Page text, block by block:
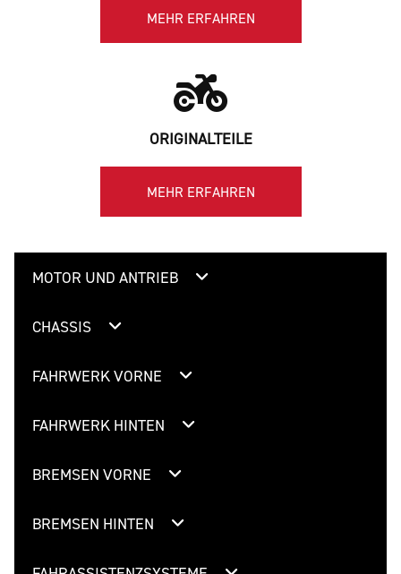
MEHR ERFAHREN
ORIGINALTEILE
MEHR ERFAHREN
MOTOR UND ANTRIEB
CHASSIS
FAHRWERK VORNE
FAHRWERK HINTEN
BREMSEN VORNE
BREMSEN HINTEN